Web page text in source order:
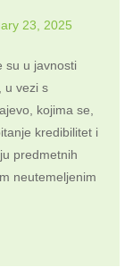
23, 2025
su u javnosti
u vezi s
kojima se,
kredibilitet i
predmetnih
neutemeljenim